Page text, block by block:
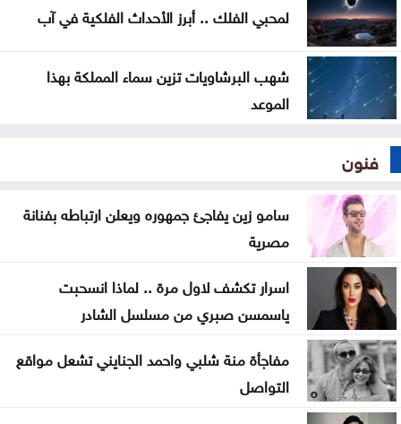
لمحبي الفلك .. أبرز الأحداث الفلكية في آب
شهب البرشاويات تزين سماء المملكة بهذا
الموعد
فنون
سامو زين يفاجئ جمهوره ويعلن ارتباطه بفنانة
مصرية
اسرار تكشف لاول مرة .. لماذا انسحبت
ياسمسن صبري من مسلسل الشادر
مفاجأة منة شلبي واحمد الجنايني تشعل مواقع
التواصل